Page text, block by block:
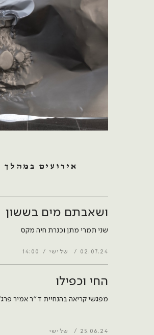
אירועים במהלך
ושאבתם מים בששון
שני תמרי מתן וכנרת חיה מקס
02.07.24 שלישי 14:00
החי וכפילו
מפגשי קריאה בהנחיית ד״ר אמיר
25.06.24 שלישי